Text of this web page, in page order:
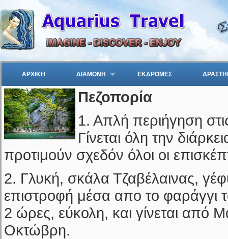
ΑΡΧΙΚΗ ΔΙΑΜΟΝΗ ΕΚΔΡΟΜΕΣ
Πεζοπορία
1. Απλή περιήγηση
Γίνεται όλη την
προτιμούν σχεδόν όλοι οι
2. Γλυκή, σκάλα Τζαβέλαινας,
επιστροφή μέσα απο το φαράγγι
2 ώρες, εύκολη, και γίνεται από
Οκτώβρη.